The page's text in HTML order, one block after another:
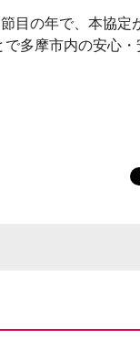
目の年で、本協定
多摩市内の安心・